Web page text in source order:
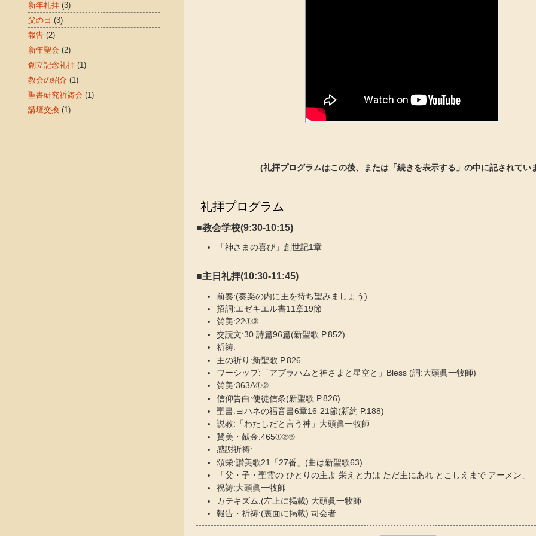
(礼拝プログラムはこの後、または「続きを表示する」の中に記されてい
礼拝プログラム
■教会学校(9:30-10:15)
「神さまの喜び」創世記1章
■主日礼拝(10:30-11:45)
前奏:(奏楽の内に主を待ち望みましょう)
招詞:エゼキエル書11章19節
賛美:22①③
交読文:30 詩篇96篇(新聖歌 P.852)
祈祷:
主の祈り:新聖歌 P.826
ワーシップ:「アブラハムと神さまと星空と」Bless (詞:大頭眞一牧師)
賛美:363A①②
信仰告白:使徒信条(新聖歌 P.826)
聖書:ヨハネの福音書6章16-21節(新約 P.188)
説教:「わたしだと言う神」大頭眞一牧師
賛美・献金:465①②⑤
感謝祈祷:
頌栄:讃美歌21「27番」(曲は新聖歌63)
「父・子・聖霊の ひとりの主よ 栄えと力は ただ主にあれ とこしえまで アーメン」
祝祷:大頭眞一牧師
カテキズム:(左上に掲載) 大頭眞一牧師
報告・祈祷:(裏面に掲載) 司会者
新年礼拝 (3)
父の日 (3)
報告 (2)
新年聖会 (2)
創立記念礼拝 (1)
教会の紹介 (1)
聖書研究祈祷会 (1)
講壇交換 (1)